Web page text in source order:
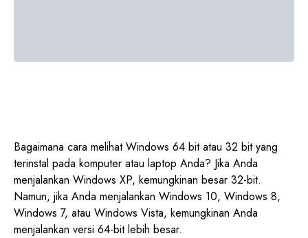
Bagaimana cara melihat Windows 64 bit atau 32 bit yang
terinstal pada komputer atau laptop Anda? Jika Anda
menjalankan Windows XP, kemungkinan besar 32-bit.
Namun, jika Anda menjalankan Windows 10, Windows 8,
Windows 7, atau Windows Vista, kemungkinan Anda
menjalankan versi 64-bit lebih besar.